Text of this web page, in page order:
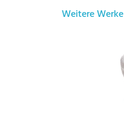
Weitere Werke